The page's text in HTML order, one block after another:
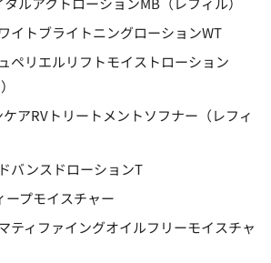
イトブライトニングローションWT
ペリエルリフトモイストローション
ケアRVトリートメントソフナー（レフィ
バンスドローションT
ープモイスチャー
ティファイングオイルフリーモイスチャ